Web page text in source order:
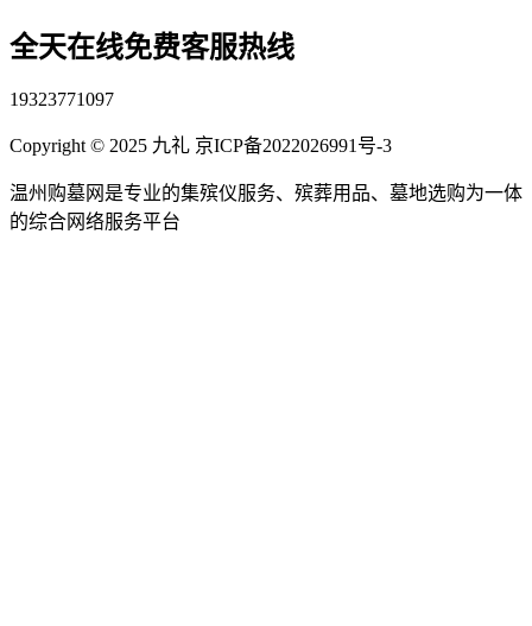
全天在线免费客服热线
19323771097
Copyright © 2025 九礼 京ICP备2022026991号-3
温州购墓网是专业的集殡仪服务、殡葬用品、墓地选购为一体
的综合网络服务平台